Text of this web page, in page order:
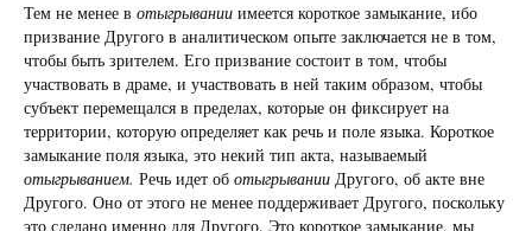
Тем не менее в отыгрывании имеется короткое замыкание, ибо
призвание Другого в аналитическом опыте заключается не в том,
чтобы быть зрителем. Его призвание состоит в том, чтобы
участвовать в драме, и участвовать в ней таким образом, чтобы
субъект перемещался в пределах, которые он фиксирует на
территории, которую определяет как речь и поле языка. Короткое
замыкание поля языка, это некий тип акта, называемый
отыгрыванием. Речь идет об отыгрывании Другого, об акте вне
Другого. Оно от этого не менее поддерживает Другого, поскольку
это сделано именно для Другого. Это короткое замыкание, мы